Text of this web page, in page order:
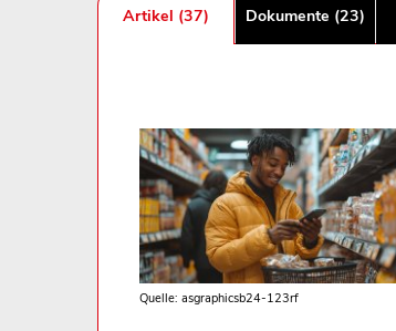
Artikel (37) Dokumente (23)
Quelle: asgraphicsb24-123rf